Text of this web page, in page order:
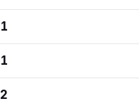
1
1
2